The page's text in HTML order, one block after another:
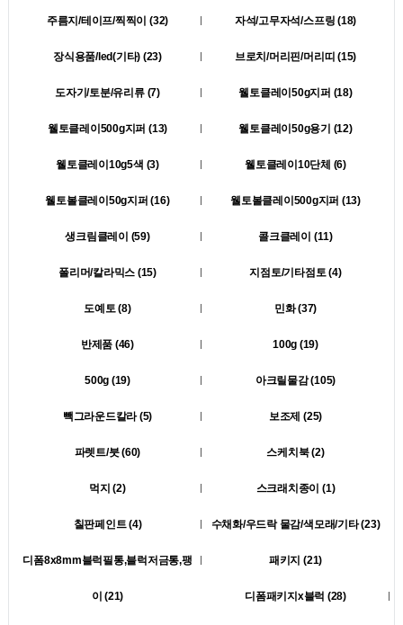
주름지/테이프/찍찍이 (32) 자석/고무자석/스프링 (18)
장식용품/led(기타) (23) 브로치/머리핀/머리띠 (15)
도자기/토분/유리류 (7) 웰토클레이50g지퍼 (18)
웰토클레이500g지퍼 (13) 웰토클레이50g용기 (12)
웰토클레이10g5색 (3) 웰토클레이10단체 (6)
웰토볼클레이50g지퍼 (16) 웰토볼클레이500g지퍼 (13)
생크림클레이 (59) 콜크클레이 (11)
폴리머/칼라믹스 (15) 지점토/기타점토 (4)
도예토 (8) 민화 (37)
반제품 (46) 100g (19)
500g (19) 아크릴물감 (105)
빽그라운드칼라 (5) 보조제 (25)
파렛트/붓 (60) 스케치북 (2)
먹지 (2) 스크래치종이 (1)
칠판페인트 (4) 수채화/우드락 물감/색모래/기타 (23)
디폼8x8mm블럭필통,블럭저금통,팽
이 (21)
패키지 (21)
디폼패키지x블럭 (28)